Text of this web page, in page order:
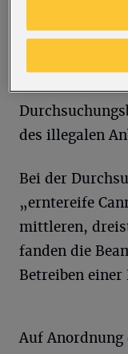
festgestellt
erließ der
auf Antrag der
des illegalen
Bei der
„erntereife
mittleren,
fanden die
Betreiben
Auf